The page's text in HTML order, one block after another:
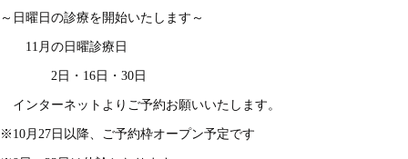
～日曜日の診療を開始いたします～
11月の日曜診療日
2日・16日・30日
インターネットよりご予約お願いいたします。
※10月27日以降、ご予約枠オープン予定です